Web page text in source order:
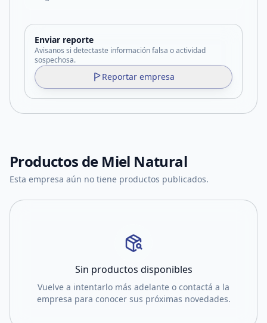
Enviar reporte
Avisanos si detectaste información falsa o actividad
sospechosa.
Reportar empresa
Productos de Miel Natural
Esta empresa aún no tiene productos publicados.
Sin productos disponibles
Vuelve a intentarlo más adelante o contactá a la
empresa para conocer sus próximas novedades.